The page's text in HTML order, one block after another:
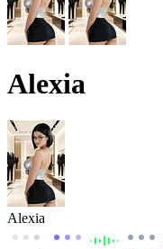
Alexia
Alexia